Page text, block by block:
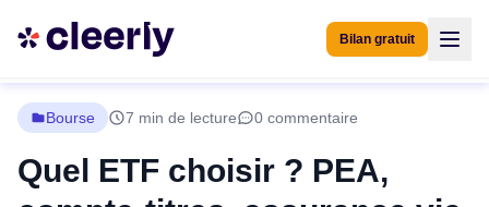
Bilan gratuit
Bourse 7 min de lecture 0 commentaire
Quel ETF choisir ? PEA,